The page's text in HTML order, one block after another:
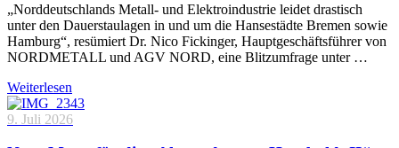
„Norddeutschlands Metall- und Elektroindustrie leidet drastisch
unter den Dauerstaulagen in und um die Hansestädte Bremen sowie
Hamburg“, resümiert Dr. Nico Fickinger, Hauptgeschäftsführer von
NORDMETALL und AGV NORD, eine Blitzumfrage unter …
Weiterlesen
9. Juli 2026